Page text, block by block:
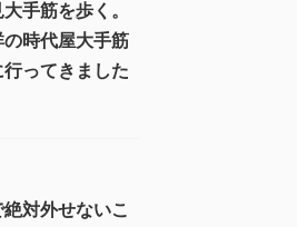
手筋を歩く。
時代屋大手筋
ってきました
対外せないこ